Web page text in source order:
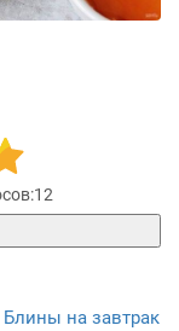
12
Блины на завтрак